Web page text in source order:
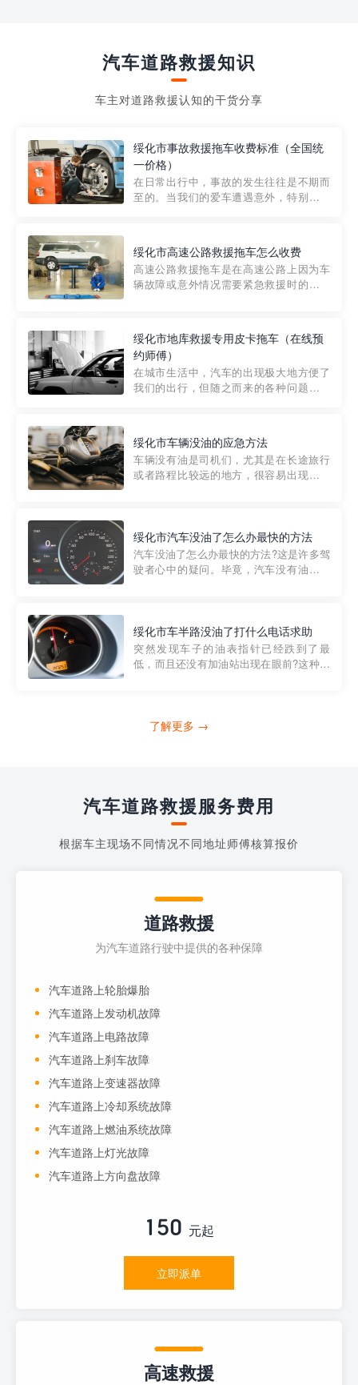
汽车道路救援知识
车主对道路救援认知的干货分享
绥化市事故救援拖车收费标准（全国统
一价格）
在日常出行中，事故的发生往往是不期而
至的。当我们的爱车遭遇意外，特别是在
细解析一下市区事故救援拖车的收费标
准，以及在选用拖车服务时应注...
绥化市高速公路救援拖车怎么收费
高速公路救援拖车是在高速公路上因为车
辆故障或意外情况需要紧急救援时的必备
路救援拖车的收费标准是由当地交通管理
部门制定的。起步价通...
绥化市地库救援专用皮卡拖车（在线预
约师傅）
在城市生活中，汽车的出现极大地方便了
我们的出行，但随之而来的各种问题也让
紧急情况下，我们需要一种高效可靠的救
援方式。而这时，地库救援专...
绥化市车辆没油的应急方法
车辆没有油是司机们，尤其是在长途旅行
或者路程比较远的地方，很容易出现这种
的送油师傅，解决没油的紧急情况。 首
先，让我们来了解一下穿...
绥化市汽车没油了怎么办最快的方法
汽车没油了怎么办最快的方法?这是许多驾
驶者心中的疑问。毕竟，汽车没有油就无
越者小程序是一款专门解决汽车没油问题
的在线服务平台。通过...
绥化市车半路没油了打什么电话求助
突然发现车子的油表指针已经跌到了最
低，而且还没有加油站出现在眼前?这种情
打4006363122请求送油人员来帮助你。
了解更多 →
汽车道路救援服务费用
根据车主现场不同情况不同地址师傅核算报价
道路救援
为汽车道路行驶中提供的各种保障
汽车道路上轮胎爆胎
汽车道路上发动机故障
汽车道路上电路故障
汽车道路上刹车故障
汽车道路上变速器故障
汽车道路上冷却系统故障
汽车道路上燃油系统故障
汽车道路上灯光故障
汽车道路上方向盘故障
150 元起
立即派单
高速救援